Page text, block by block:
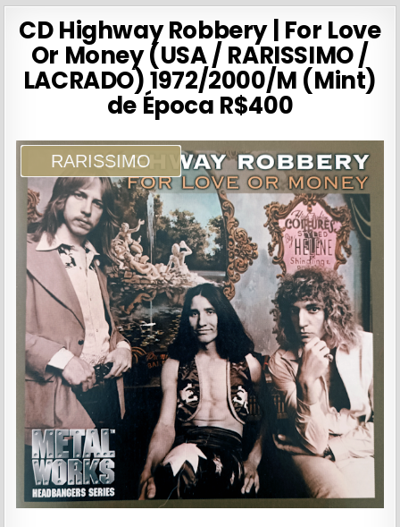
CD Highway Robbery | For Love
Or Money (USA / RARISSIMO /
LACRADO) 1972/2000/M (Mint)
de Época R$400
RARISSIMO